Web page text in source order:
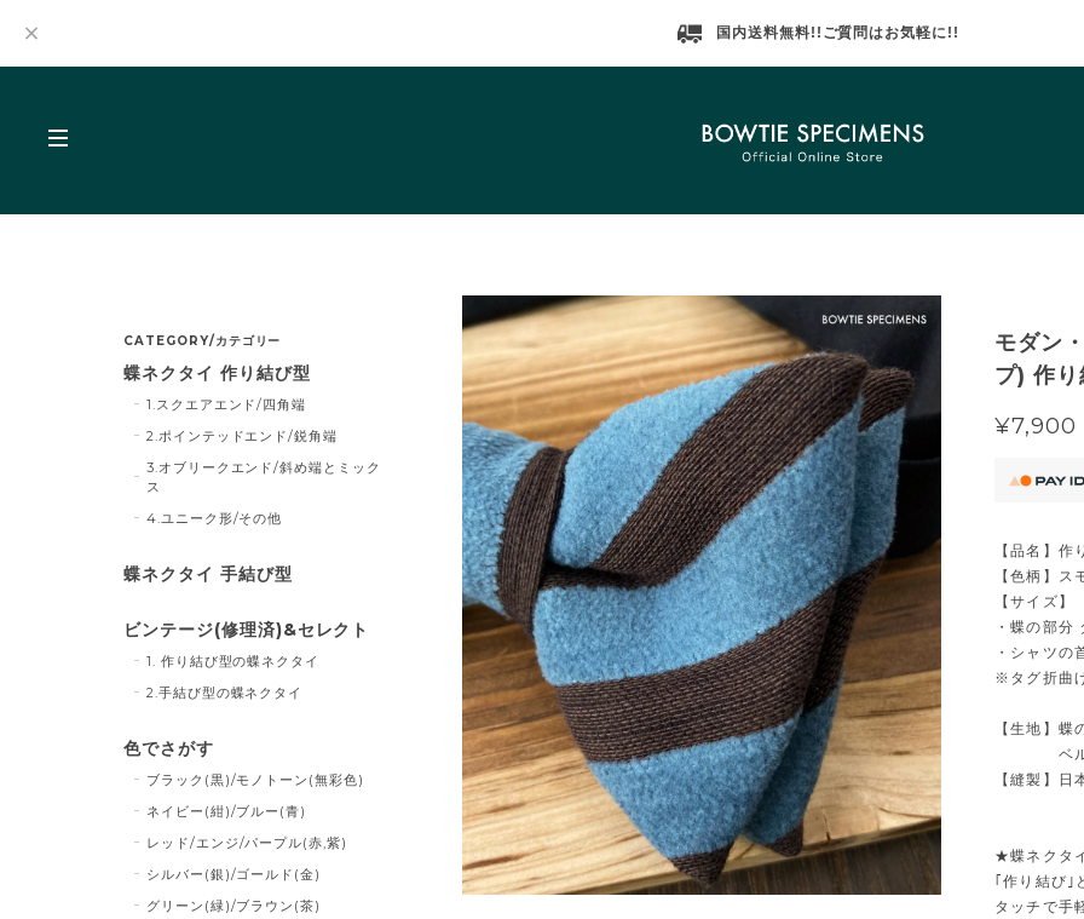
国内送料無料!!ご質問はお気軽に!!
モダン
プ) 作
¥7,900
【品名】
【色柄】
【サイズ】
・蝶の部
・シャツ
※タグ折曲
【生地】
ベルト(
【縫製】日
★蝶ネクタ
｢作り結び｣
タッチで手
CATEGORY/カテゴリー
蝶ネクタイ 作り結び型
1.スクエアエンド/四角端
2.ポインテッドエンド/鋭角端
3.オブリークエンド/斜め端とミック
ス
4.ユニーク形/その他
蝶ネクタイ 手結び型
ビンテージ(修理済)&セレクト
1. 作り結び型の蝶ネクタイ
2.手結び型の蝶ネクタイ
色でさがす
ブラック(黒)/モノトーン(無彩色)
ネイビー(紺)/ブルー(青)
レッド/エンジ/パープル(赤,紫)
シルバー(銀)/ゴールド(金)
グリーン(緑)/ブラウン(茶)